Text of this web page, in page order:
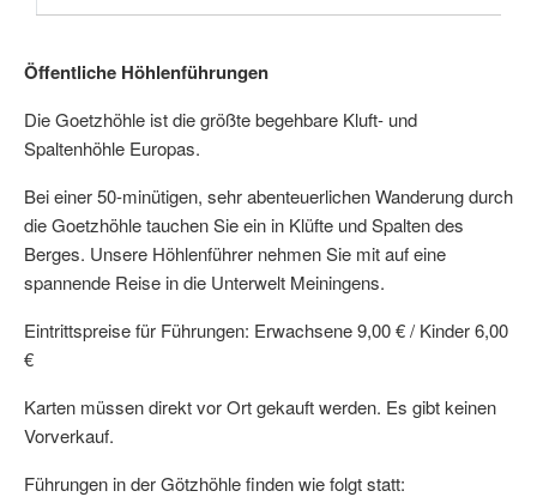
Öffentliche Höhlenführungen
Die Goetzhöhle ist die größte begehbare Kluft- und
Spaltenhöhle Europas.
Bei einer 50-minütigen, sehr abenteuerlichen Wanderung durch
die Goetzhöhle tauchen Sie ein in Klüfte und Spalten des
Berges. Unsere Höhlenführer nehmen Sie mit auf eine
spannende Reise in die Unterwelt Meiningens.
Eintrittspreise für Führungen: Erwachsene 9,00 € / Kinder 6,00
€
Karten müssen direkt vor Ort gekauft werden. Es gibt keinen
Vorverkauf.
Führungen in der Götzhöhle finden wie folgt statt: